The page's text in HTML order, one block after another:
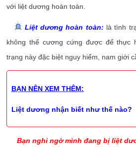
với liệt dương hoàn toàn.
Liệt dương hoàn toàn: là tình
không thể cương cứng được để thực
trạng này đặc biệt nguy hiểm, nam giới
BẠN NÊN XEM THÊM:
Liệt dương nhận biết như thế nào?
Bạn nghi ngờ mình đang bị liệt